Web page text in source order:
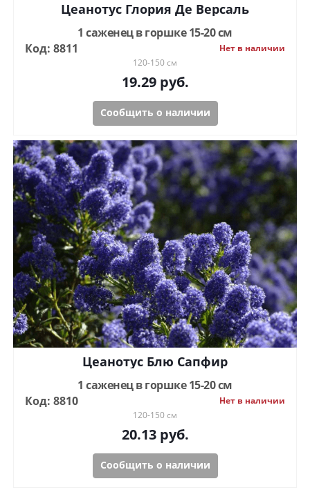
Цеанотус Глория Де Версаль
1 саженец в горшке 15-20 см
Код: 8811
Нет в наличии
120-150 см
19.29руб.
Сообщить о наличии
Цеанотус Блю Сапфир
1 саженец в горшке 15-20 см
Код: 8810
Нет в наличии
120-150 см
20.13руб.
Сообщить о наличии